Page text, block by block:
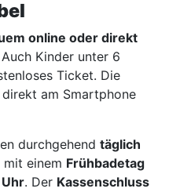
online oder direkt
Auch Kinder unter 6
Ticket. Die
am Smartphone
durchgehend täglich
mit einem Frühbadetag
. Der Kassenschluss